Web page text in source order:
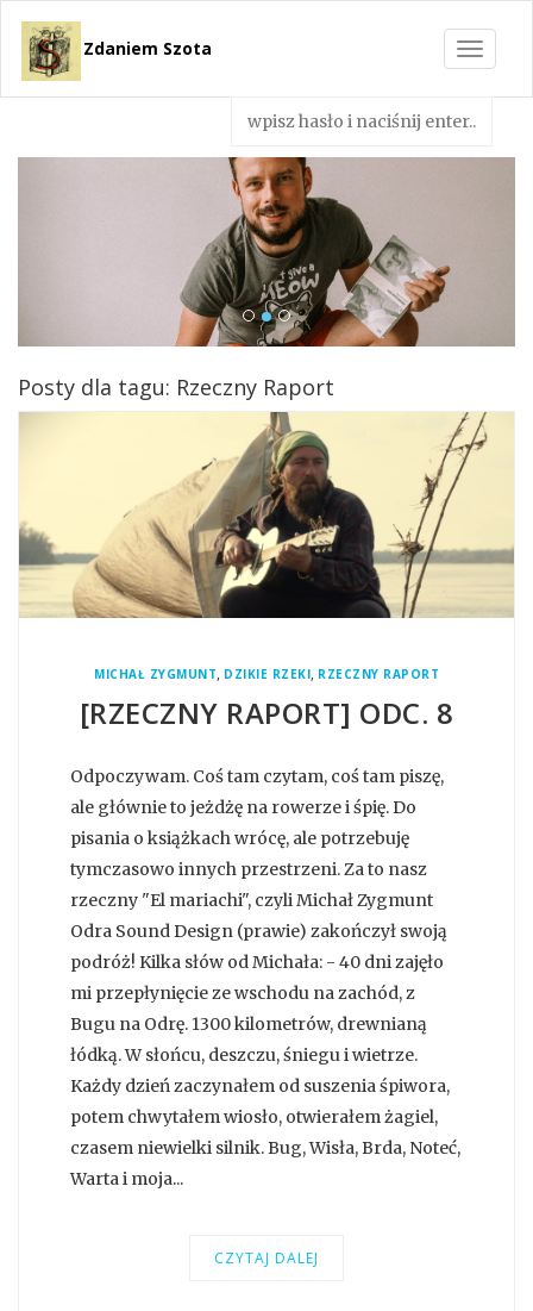
Toggle
Zdaniem Szota
Posty dla tagu: Rzeczny Raport
MICHAŁ ZYGMUNT, DZIKIE RZEKI, RZECZNY RAPORT
[RZECZNY RAPORT] ODC. 8
Odpoczywam. Coś tam czytam, coś tam piszę,
ale głównie to jeżdżę na rowerze i śpię. Do
pisania o książkach wrócę, ale potrzebuję
tymczasowo innych przestrzeni. Za to nasz
rzeczny "El mariachi", czyli Michał Zygmunt
Odra Sound Design (prawie) zakończył swoją
podróż! Kilka słów od Michała: - 40 dni zajęło
mi przepłynięcie ze wschodu na zachód, z
Bugu na Odrę. 1300 kilometrów, drewnianą
łódką. W słońcu, deszczu, śniegu i wietrze.
Każdy dzień zaczynałem od suszenia śpiwora,
potem chwytałem wiosło, otwierałem żagiel,
czasem niewielki silnik. Bug, Wisła, Brda, Noteć,
Warta i moja...
CZYTAJ DALEJ